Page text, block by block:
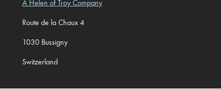
A Helen of Troy Company
Route de la Chaux 4
1030 Bussigny
Switzerland